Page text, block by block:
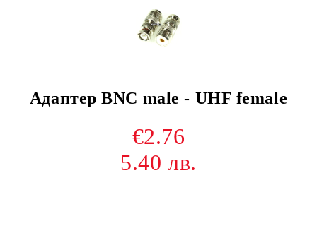
Адаптер BNC male - UHF female
€2.76
5.40 лв.